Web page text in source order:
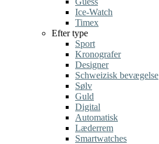
Ice-Watch
Timex
Efter type
Sport
Kronografer
Designer
Schweizisk bevægelse
Sølv
Guld
Digital
Automatisk
Læderrem
Smartwatches